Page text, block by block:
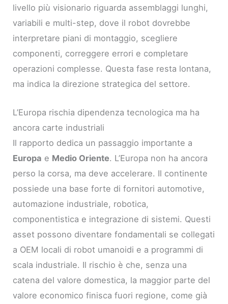
livello più visionario riguarda assemblaggi lunghi,
variabili e multi-step, dove il robot dovrebbe
interpretare piani di montaggio, scegliere
componenti, correggere errori e completare
operazioni complesse. Questa fase resta lontana,
ma indica la direzione strategica del settore.
L’Europa rischia dipendenza tecnologica ma ha
ancora carte industriali
Il rapporto dedica un passaggio importante a
Europa e Medio Oriente. L’Europa non ha ancora
perso la corsa, ma deve accelerare. Il continente
possiede una base forte di fornitori automotive,
automazione industriale, robotica,
componentistica e integrazione di sistemi. Questi
asset possono diventare fondamentali se collegati
a OEM locali di robot umanoidi e a programmi di
scala industriale. Il rischio è che, senza una
catena del valore domestica, la maggior parte del
valore economico finisca fuori regione, come già